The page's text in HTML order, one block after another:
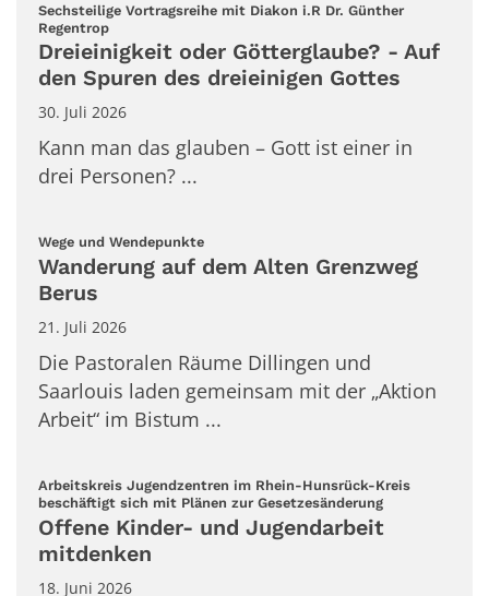
Sechsteilige Vortragsreihe mit Diakon i.R Dr. Günther
Regentrop:
Dreieinigkeit oder Götterglaube? - Auf
den Spuren des dreieinigen Gottes
30. Juli 2026
Kann man das glauben – Gott ist einer in
drei Personen? ...
Wege und Wendepunkte:
Wanderung auf dem Alten Grenzweg
Berus
21. Juli 2026
Die Pastoralen Räume Dillingen und
Saarlouis laden gemeinsam mit der „Aktion
Arbeit“ im Bistum ...
Arbeitskreis Jugendzentren im Rhein-Hunsrück-Kreis
beschäftigt sich mit Plänen zur Gesetzesänderung
Offene Kinder- und Jugendarbeit
mitdenken
18. Juni 2026